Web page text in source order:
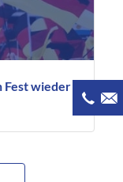
Fest wieder